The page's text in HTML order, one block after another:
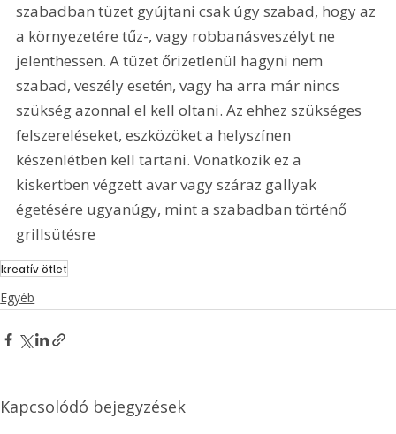
szabadban tüzet gyújtani csak úgy szabad, hogy az
a környezetére tűz-, vagy robbanásveszélyt ne
jelenthessen. A tüzet őrizetlenül hagyni nem
szabad, veszély esetén, vagy ha arra már nincs
szükség azonnal el kell oltani. Az ehhez szükséges
felszereléseket, eszközöket a helyszínen
készenlétben kell tartani. Vonatkozik ez a
kiskertben végzett avar vagy száraz gallyak
égetésére ugyanúgy, mint a szabadban történő
grillsütésre
kreatív ötlet
Egyéb
Kapcsolódó bejegyzések